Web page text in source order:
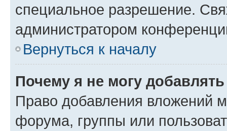
специальное разрешение.
администратором
Вернуться к началу
Почему я не могу
Право добавления вложений
форума, группы или